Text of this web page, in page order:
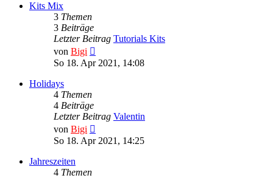
Kits Mix
3 Themen
3 Beiträge
Letzter Beitrag Tutorials Kits
von Bigi
Beitrag
So 18. Apr 2021, 14:08
Holidays
4 Themen
4 Beiträge
Letzter Beitrag Valentin
von Bigi
Beitrag
So 18. Apr 2021, 14:25
Jahreszeiten
4 Themen